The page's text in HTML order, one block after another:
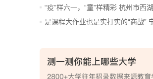
“疫”样六一，“童”样精彩 杭州市西湖
是课程大作业也是实打实的“商战”